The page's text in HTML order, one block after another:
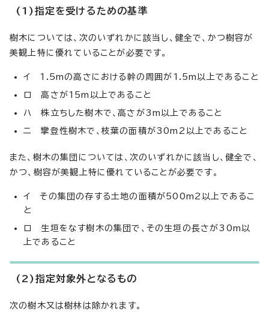
(1)指定を受けるための基準
樹木については、次のいずれかに該当し、健全で、かつ樹容が
美観上特に優れていることが必要です。
イ 1.5mの高さにおける幹の周囲が1.5m以上であること
ロ 高さが15m以上であること
ハ 株立ちした樹木で、高さが3m以上であること
ニ 攣登性樹木で、枝葉の面積が30m2以上であること
また、樹木の集団については、次のいずれかに該当し、健全で、
かつ、樹容が美観上特に優れていることが必要です。
イ その集団の存する土地の面積が500m2以上であるこ
と
ロ 生垣をなす樹木の集団で、その生垣の長さが30m以
上であること
(2)指定対象外となるもの
次の樹木又は樹林は除かれます。